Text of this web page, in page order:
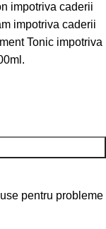
impotriva caderii
impotriva caderii
Tonic impotriva
pentru probleme